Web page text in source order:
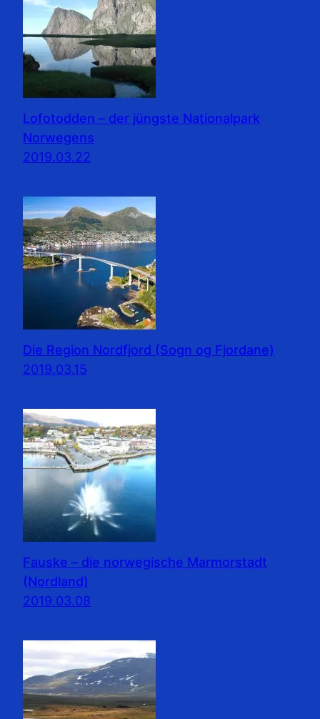
Lofotodden – der jüngste Nationalpark
Norwegens
2019.03.22
Die Region Nordfjord (Sogn og Fjordane)
2019.03.15
Fauske – die norwegische Marmorstadt
(Nordland)
2019.03.08